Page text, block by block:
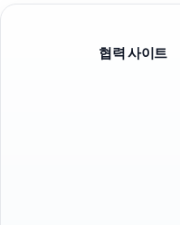
협력 사이트